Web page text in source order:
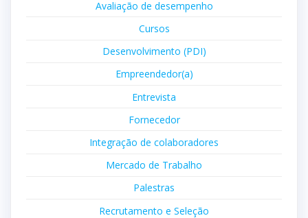
Avaliação de desempenho
Cursos
Desenvolvimento (PDI)
Empreendedor(a)
Entrevista
Fornecedor
Integração de colaboradores
Mercado de Trabalho
Palestras
Recrutamento e Seleção